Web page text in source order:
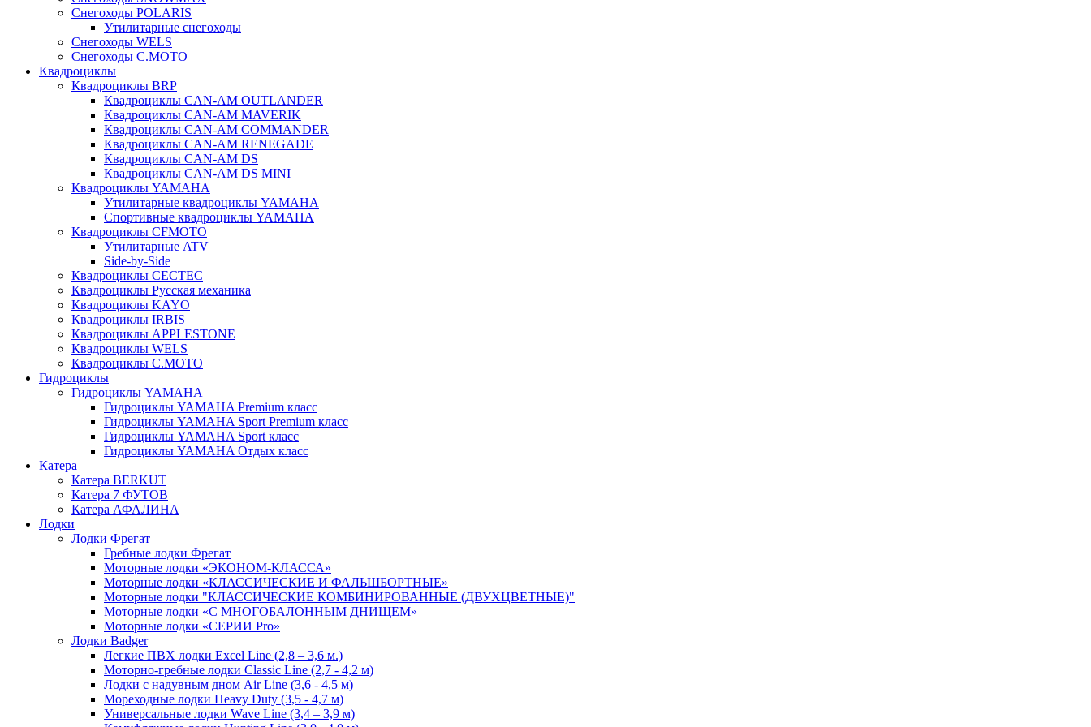
Снегоходы POLARIS
Утилитарные снегоходы
Cнегоходы WELS
Снегоходы C.MOTO
Квадроциклы
Квадроциклы BRP
Квадроциклы CAN-AM OUTLANDER
Квадроциклы CAN-AM MAVERIK
Квадроциклы CAN-AM COMMANDER
Квадроциклы CAN-AM RENEGADE
Квадроциклы CAN-AM DS
Квадроциклы CAN-AM DS MINI
Квадроциклы YAMAHA
Утилитарные квадроциклы YAMAHA
Спортивные квадроциклы YAMAHA
Квадроциклы CFMOTO
Утилитарные ATV
Side-by-Side
Квадроциклы CECTEC
Квадроциклы Русская механика
Квадроциклы KAYO
Квадроциклы IRBIS
Квадроциклы APPLESTONE
Квадроциклы WELS
Квадроциклы C.MOTO
Гидроциклы
Гидроциклы YAMAHA
Гидроциклы YAMAHA Premium класс
Гидроциклы YAMAHA Sport Premium класс
Гидроциклы YAMAHA Sport класс
Гидроциклы YAMAHA Отдых класс
Катера
Катера BERKUT
Катера 7 ФУТОВ
Катера АФАЛИНА
Лодки
Лодки Фрегат
Гребные лодки Фрегат
Моторные лодки «ЭКОНОМ-КЛАССА»
Моторные лодки «КЛАССИЧЕСКИЕ И ФАЛЬШБОРТНЫЕ»
Моторные лодки "КЛАССИЧЕСКИЕ КОМБИНИРОВАННЫЕ (ДВУХЦВЕТНЫЕ)"
Моторные лодки «С МНОГОБАЛОННЫМ ДНИЩЕМ»
Моторные лодки «СЕРИИ Pro»
Лодки Badger
Легкие ПВХ лодки Excel Line (2,8 – 3,6 м.)
Моторно-гребные лодки Classic Line (2,7 - 4,2 м)
Лодки с надувным дном Air Line (3,6 - 4,5 м)
Мореходные лодки Heavy Duty (3,5 - 4,7 м)
Универсальные лодки Wave Line (3,4 – 3,9 м)